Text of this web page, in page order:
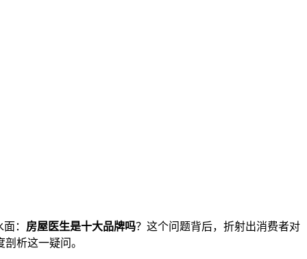
： 房屋医生是十大品牌吗？这个问题背后，折射出消费者对
析这一疑问。